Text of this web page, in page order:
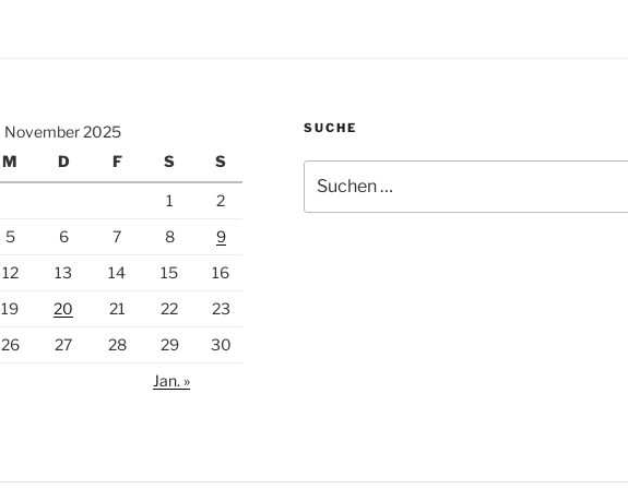
November 2025
M D F S S
1
2
5 6 7 8
9
12 13 14 15
16
19 20 21 22
23
26 27 28 29
30
Jan. »
SUCHE
nach: